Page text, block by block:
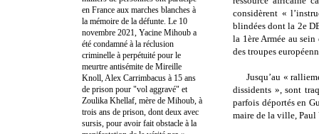
considèrent «
blindées dont la 2e
la 1ère Armée au
des troupes
Jusqu’au «
dissidents », sont
parfois déportés en
maire de la ville,
en France aux marches blanches à
la mémoire de la défunte. Le 10
novembre 2021, Yacine Mihoub a
été condamné à la réclusion
criminelle à perpétuité pour le
meurtre antisémite de Mireille
Knoll, Alex Carrimbacus à 15 ans
de prison pour "vol aggravé" et
Zoulika Khellaf, mère de Mihoub, à
trois ans de prison, dont deux avec
sursis, pour avoir fait obstacle à la